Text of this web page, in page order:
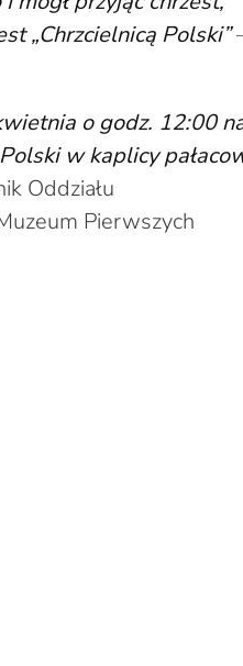
„Chrzcielnicą Polski”
o godz. 12:00
w kaplicy
Oddziału
Pierwszych